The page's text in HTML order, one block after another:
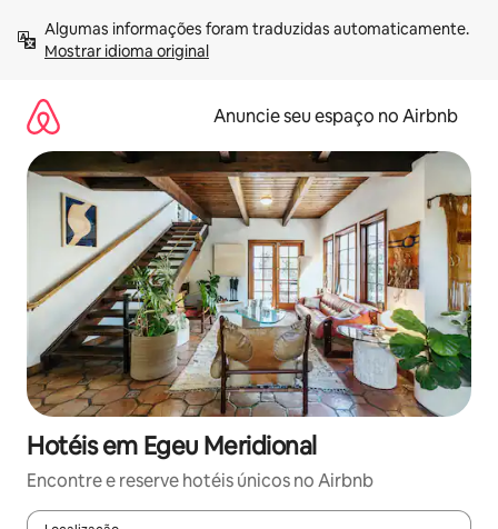
para
Mostrar idioma original
Anuncie seu espaço no Airbnb
Hotéis em Egeu Meridional
Encontre e reserve hotéis únicos no Airbnb